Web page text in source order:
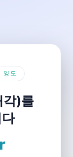
양도
각)를